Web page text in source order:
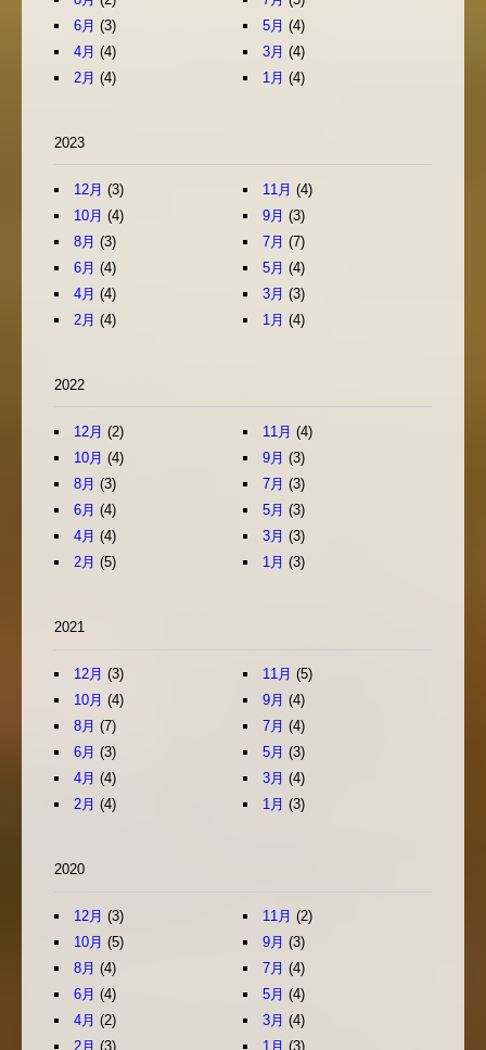
6月 (3) 5月 (4)
4月 (4) 3月 (4)
2月 (4) 1月 (4)
2023
12月 (3) 11月 (4)
10月 (4) 9月 (3)
8月 (3) 7月 (7)
6月 (4) 5月 (4)
4月 (4) 3月 (3)
2月 (4) 1月 (4)
2022
12月 (2) 11月 (4)
10月 (4) 9月 (3)
8月 (3) 7月 (3)
6月 (4) 5月 (3)
4月 (4) 3月 (3)
2月 (5) 1月 (3)
2021
12月 (3) 11月 (5)
10月 (4) 9月 (4)
8月 (7) 7月 (4)
6月 (3) 5月 (3)
4月 (4) 3月 (4)
2月 (4) 1月 (3)
2020
12月 (3) 11月 (2)
10月 (5) 9月 (3)
8月 (4) 7月 (4)
6月 (4) 5月 (4)
4月 (2) 3月 (4)
2月 (3) 1月 (3)